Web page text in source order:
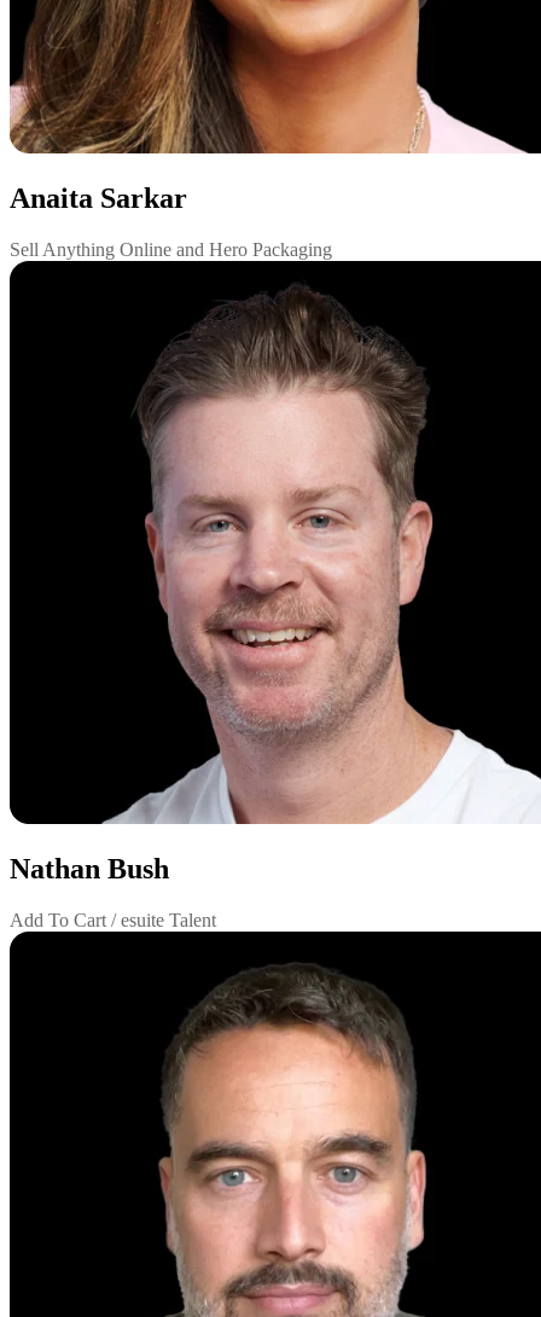
Anaita Sarkar
Sell Anything Online and Hero Packaging
Nathan Bush
Add To Cart / esuite Talent